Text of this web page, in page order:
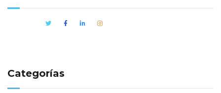
Categorías